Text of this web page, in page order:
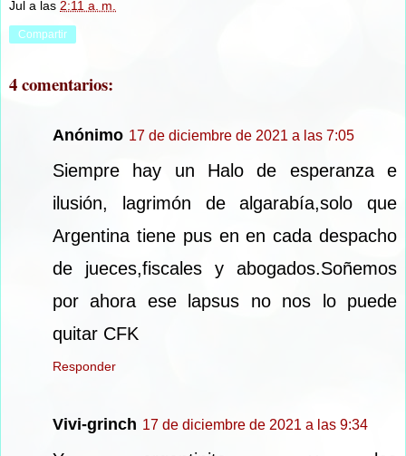
Jul a las 2:11 a. m.
Compartir
4 comentarios:
Anónimo 17 de diciembre de 2021 a las 7:05
Siempre hay un Halo de esperanza e
ilusión, lagrimón de algarabía,solo que
Argentina tiene pus en en cada despacho
de jueces,fiscales y abogados.Soñemos
por ahora ese lapsus no nos lo puede
quitar CFK
Responder
Vivi-grinch 17 de diciembre de 2021 a las 9:34